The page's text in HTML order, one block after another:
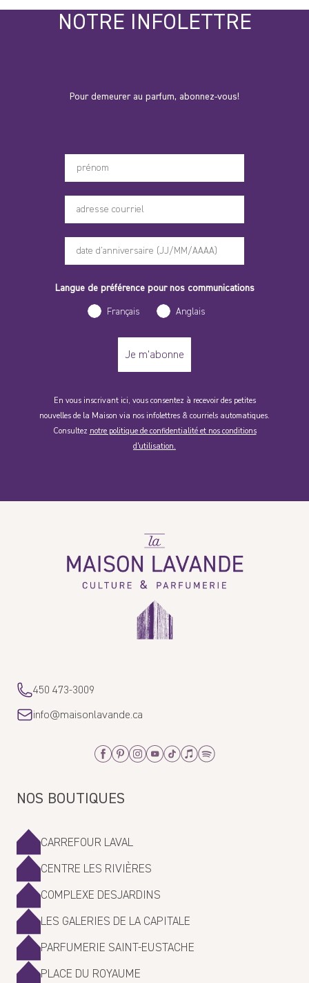
NOTRE INFOLETTRE
Pour demeurer au parfum, abonnez-vous!
Langue de préférence pour nos communications
Français
Anglais
Je m'abonne
En vous inscrivant ici, vous consentez à recevoir des petites
nouvelles de la Maison via nos infolettres & courriels automatiques.
Consultez notre politique de confidentialité et nos conditions
d'utilisation.
450 473-3009
info@maisonlavande.ca
Facebook
PinterestInstagram
Youtube
TiktokApple_Music
Spotify
NOS BOUTIQUES
CARREFOUR LAVAL
CENTRE LES RIVIÈRES
COMPLEXE DESJARDINS
LES GALERIES DE LA CAPITALE
PARFUMERIE SAINT-EUSTACHE
PLACE DU ROYAUME